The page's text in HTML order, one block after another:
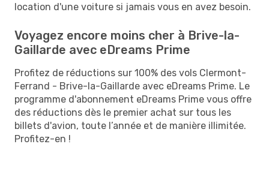
location d'une voiture si jamais vous en avez besoin.
Voyagez encore moins cher à Brive-la-
Gaillarde avec eDreams Prime
Profitez de réductions sur 100% des vols Clermont-
Ferrand - Brive-la-Gaillarde avec eDreams Prime. Le
programme d'abonnement eDreams Prime vous offre
des réductions dès le premier achat sur tous les
billets d'avion, toute l’année et de manière illimitée.
Profitez-en !